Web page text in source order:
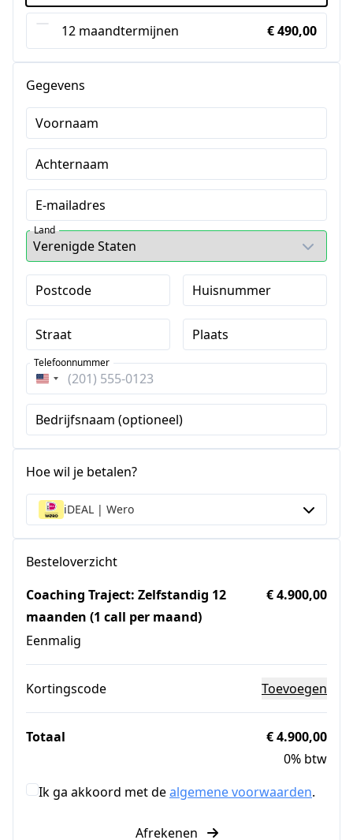
12 maandtermijnen € 490,00
Gegevens
Voornaam
Achternaam
E-mailadres
Land
Postcode Huisnummer
Straat Plaats
Verenigde
Staten
+1
Telefoonnummer
Bedrijfsnaam (optioneel)
Hoe wil je betalen?
iDEAL | Wero
Besteloverzicht
Coaching Traject: Zelfstandig 12
maanden (1 call per maand)
Eenmalig
€ 4.900,00
Kortingscode Toevoegen
Totaal
€ 4.900,00
0% btw
Ik ga akkoord met dealgemene voorwaarden.
Afrekenen